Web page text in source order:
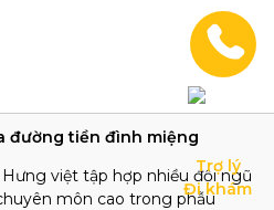
đường tiền đình miệng
việt tập hợp nhiều đội ngũ
môn cao trong phẫu
Trợ lý
Đi khám